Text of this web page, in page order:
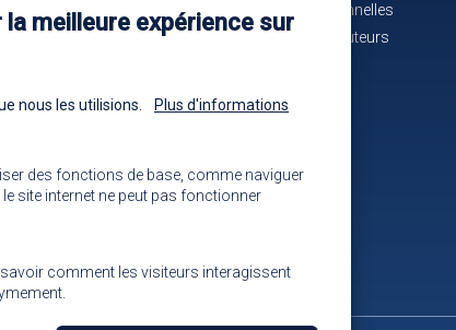
de presse
d'identification
Alertes professionnelles
La mutuelle des auteurs
meilleure expérience sur
nous les utilisions. Plus d'informations
des fonctions de base, comme naviguer
site internet ne peut pas fonctionner
comment les visiteurs interagissent